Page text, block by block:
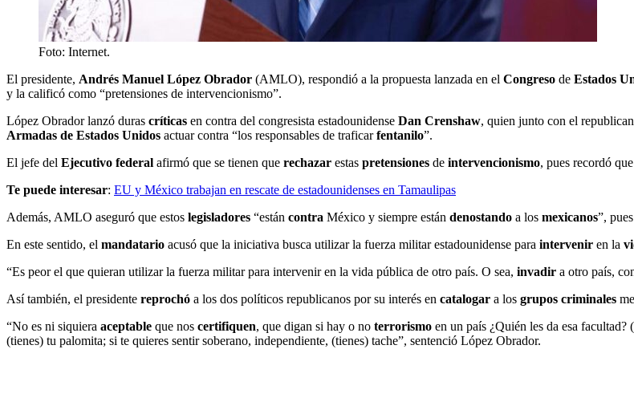
Foto: Internet.
El presidente, Andrés Manuel López Obrador (AMLO), respondió a la propuesta lanzada en el Congreso de Estados
y la calificó como “pretensiones de intervencionismo”.
López Obrador lanzó duras críticas en contra del congresista estadounidense Dan Crenshaw, quien junto con el
Armadas de Estados Unidos actuar contra “los responsables de traficarfentanilo”.
El jefe del Ejecutivo federal afirmó que se tienen que rechazar estas pretensiones de intervencionismo, pues recordó
Te puede interesar: EU y México trabajan en rescate de estadounidenses en Tamaulipas
Además, AMLO aseguró que estos legisladores “están contra México y siempre están denostando a los mexicanos”,
En este sentido, el mandatario acusó que la iniciativa busca utilizar la fuerza militar estadounidense para intervenir en la
“Es peor el que quieran utilizar la fuerza militar para intervenir en la vida pública de otro país. O sea, invadir a otro país,
Así también, el presidente reprochó a los dos políticos republicanos por su interés en catalogar a los grupos criminales
“No es ni siquiera aceptable que nos certifiquen, que digan si hay o no terrorismo en un país ¿Quién les da esa
(tienes) tu palomita; si te quieres sentir soberano, independiente, (tienes) tache”, sentenció López Obrador.